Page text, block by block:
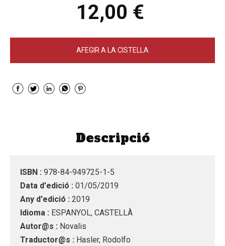
12,00 €
AFEGIR A LA CISTELLA
Descripció
ISBN : 978-84-949725-1-5
Data d'edició : 01/05/2019
Any d'edició : 2019
Idioma : ESPANYOL, CASTELLÀ
Autor@s : Novalis
Traductor@s : Hasler, Rodolfo